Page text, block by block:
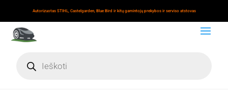
Autorizuotas STIHL, Castelgarden, Blue Bird ir kitų gamintojų prekybos ir serviso atstovas
search